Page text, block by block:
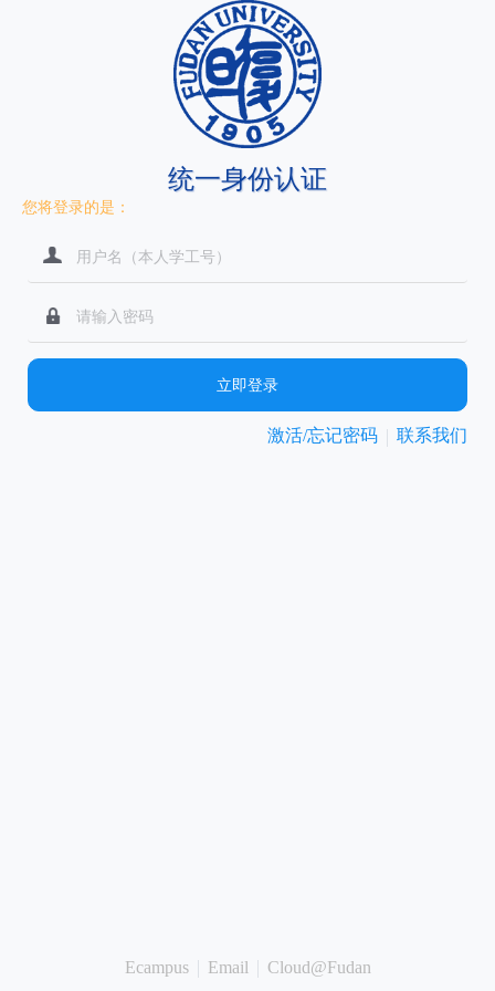
统一身份认证
您将登录的是：
立即登录
激活/忘记密码 联系我们
Ecampus Email Cloud@Fudan